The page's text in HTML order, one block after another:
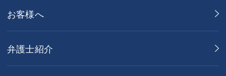
お客様へ
弁護士紹介